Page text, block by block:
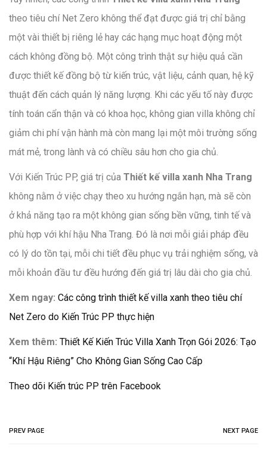
theo tiêu chí Net Zero không thể đạt được giá trị chỉ bằng
một vài thiết bị riêng lẻ hay các hạng mục hoạt động một
cách không đồng bộ. Một công trình thật sự hiệu quả cần
được thiết kế đồng bộ từ kiến trúc, vật liệu, cảnh quan, hệ kỹ
thuật đến cách quản lý năng lượng. Khi các yếu tố này được
tính toán cẩn thận và có khoa học, không gian villa không chỉ
giảm chi phí vận hành mà còn mang lại một môi trường sống
mát mẻ, trong lành và có chiều sâu hơn cho gia chủ.
Với Kiến Trúc PP, giá trị của Thiết kế villa xanh Nha Trang
không nằm ở việc chạy theo xu hướng ngắn hạn, mà sẽ còn
ở khả năng tạo ra một không gian sống bền vững, tinh tế và
phù hợp với khí hậu Nha Trang. Đó là nơi mỗi giải pháp đều
có lý do tồn tại, mỗi chi tiết đều phục vụ trải nghiệm sống, và
mỗi khoản đầu tư đều hướng đến giá trị lâu dài cho gia chủ.
Xem ngay: Các công trình thiết kế villa xanh theo tiêu chí
Net Zero do Kiến Trúc PP thực hiện
Xem thêm: Thiết Kế Kiến Trúc Villa Xanh Trọn Gói 2026: Tạo
“Khí Hậu Riêng” Cho Không Gian Sống Cao Cấp
Theo dõi Kiến trúc PP trên Facebook
PREV PAGE NEXT PAGE